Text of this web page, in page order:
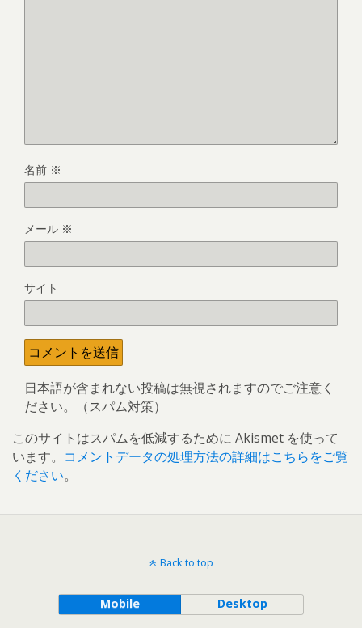
名前 ※
メール ※
サイト
日本語が含まれない投稿は無視されますのでご注意く
ださい。（スパム対策）
このサイトはスパムを低減するために Akismet を使って
います。 コメントデータの処理方法の詳細はこちらをご覧
ください。
Back to top
Mobile Desktop